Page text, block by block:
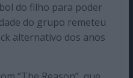
do filho para poder
do grupo remeteu
alternativo dos anos